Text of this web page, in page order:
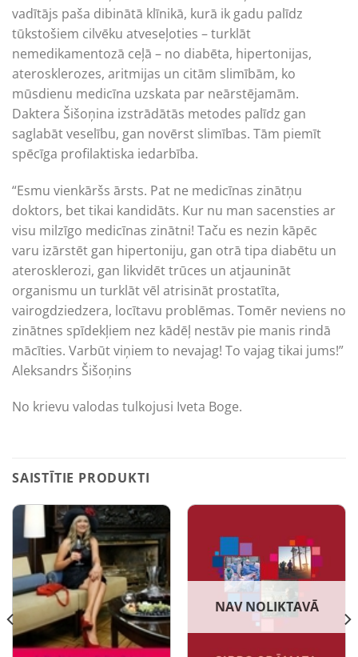
vadītājs paša dibinātā klīnikā, kurā ik gadu palīdz
tūkstošiem cilvēku atveseļoties – turklāt
nemedikamentozā ceļā – no diabēta, hipertonijas,
aterosklerozes, aritmijas un citām slimībām, ko
mūsdienu medicīna uzskata par neārstējamām.
Daktera Šišoņina izstrādātās metodes palīdz gan
saglabāt veselību, gan novērst slimības. Tām piemīt
spēcīga profilaktiska iedarbība.
“Esmu vienkāršs ārsts. Pat ne medicīnas zinātņu
doktors, bet tikai kandidāts. Kur nu man sacensties ar
visu milzīgo medicīnas zinātni! Taču es nezin kāpēc
varu izārstēt gan hipertoniju, gan otrā tipa diabētu un
aterosklerozi, gan likvidēt trūces un atjaunināt
organismu un turklāt vēl atrisināt prostatīta,
vairogdziedzera, locītavu problēmas. Tomēr neviens no
zinātnes spīdekļiem nez kādēļ nestāv pie manis rindā
mācīties. Varbūt viņiem to nevajag! To vajag tikai jums!”
Aleksandrs Šišoņins
No krievu valodas tulkojusi Iveta Boge.
SAISTĪTIE PRODUKTI
NAV NOLIKTAVĀ